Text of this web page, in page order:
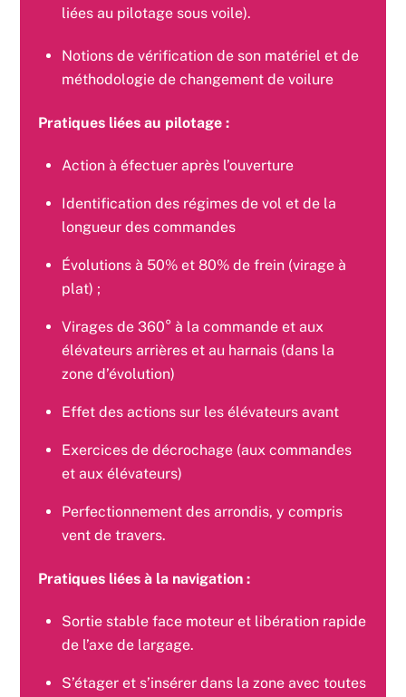
liées au pilotage sous voile).
Notions de vérification de son matériel et de
méthodologie de changement de voilure
Pratiques liées au pilotage :
Action à éfectuer après l’ouverture
Identification des régimes de vol et de la
longueur des commandes
Évolutions à 50% et 80% de frein (virage à
plat) ;
Virages de 360° à la commande et aux
élévateurs arrières et au harnais (dans la
zone d’évolution)
Effet des actions sur les élévateurs avant
Exercices de décrochage (aux commandes
et aux élévateurs)
Perfectionnement des arrondis, y compris
vent de travers.
Pratiques liées à la navigation :
Sortie stable face moteur et libération rapide
de l’axe de largage.
S’étager et s’insérer dans la zone avec toutes